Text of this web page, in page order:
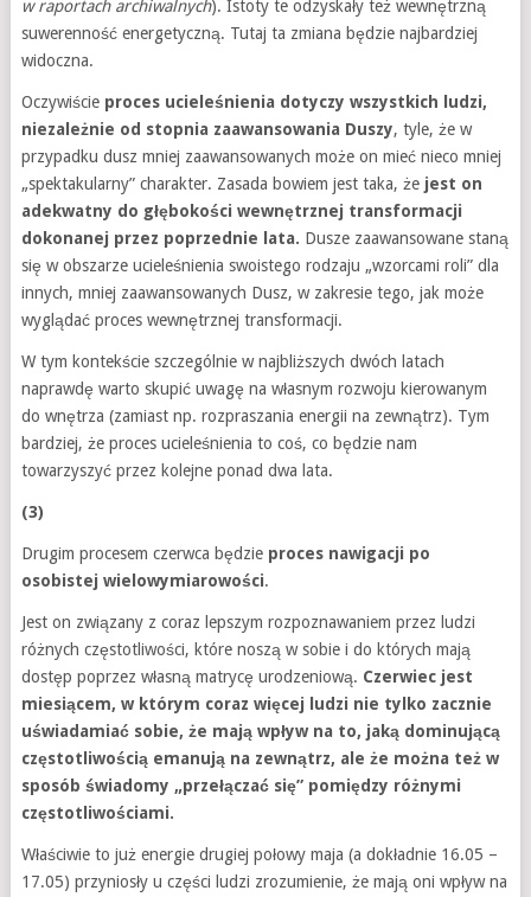
w raportach archiwalnych). Istoty te odzyskały też wewnętrzną
suwerenność energetyczną. Tutaj ta zmiana będzie najbardziej
widoczna.
Oczywiście proces ucieleśnienia dotyczy wszystkich ludzi,
niezależnie od stopnia zaawansowania Duszy, tyle, że w
przypadku dusz mniej zaawansowanych może on mieć nieco mniej
„spektakularny” charakter. Zasada bowiem jest taka, że jest on
adekwatny do głębokości wewnętrznej transformacji
dokonanej przez poprzednie lata. Dusze zaawansowane staną
się w obszarze ucieleśnienia swoistego rodzaju „wzorcami roli” dla
innych, mniej zaawansowanych Dusz, w zakresie tego, jak może
wyglądać proces wewnętrznej transformacji.
W tym kontekście szczególnie w najbliższych dwóch latach
naprawdę warto skupić uwagę na własnym rozwoju kierowanym
do wnętrza (zamiast np. rozpraszania energii na zewnątrz). Tym
bardziej, że proces ucieleśnienia to coś, co będzie nam
towarzyszyć przez kolejne ponad dwa lata.
(3)
Drugim procesem czerwca będzie proces nawigacji po
osobistej wielowymiarowości.
Jest on związany z coraz lepszym rozpoznawaniem przez ludzi
różnych częstotliwości, które noszą w sobie i do których mają
dostęp poprzez własną matrycę urodzeniową. Czerwiec jest
miesiącem, w którym coraz więcej ludzi nie tylko zacznie
uświadamiać sobie, że mają wpływ na to, jaką dominującą
częstotliwością emanują na zewnątrz, ale że można też w
sposób świadomy „przełączać się” pomiędzy różnymi
częstotliwościami.
Właściwie to już energie drugiej połowy maja (a dokładnie 16.05 –
17.05) przyniosły u części ludzi zrozumienie, że mają oni wpływ na